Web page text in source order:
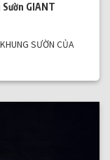
GIANT
SƯỜN CỦA